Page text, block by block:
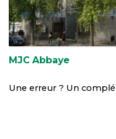
MJC Abbaye
Une erreur ? Un